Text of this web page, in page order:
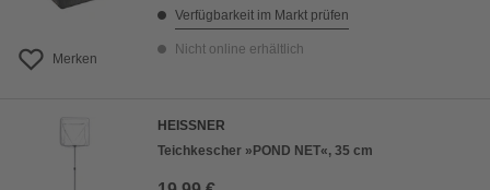
Merken
Verfügbarkeit im Markt prüfen
Nicht online erhältlich
HEISSNER
Teichkescher »POND NET«, 35 cm